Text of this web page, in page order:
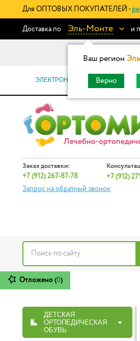
Для ОПТОВЫХ ПОКУПАТЕЛЕЙ -
Доставка по Эль-Монте
Ваш регион
Верно
и
ЭЛЕКТРОННЫЕ СЕРТИФИКАТЫ
Заказ доставки:
+7 (912) 267-87-78
+7 (912)
Запрос на обратный звонок
Отложено (0)
ДЕТСКАЯ
ОРТОПЕДИЧЕСКАЯ
ОБУВЬ